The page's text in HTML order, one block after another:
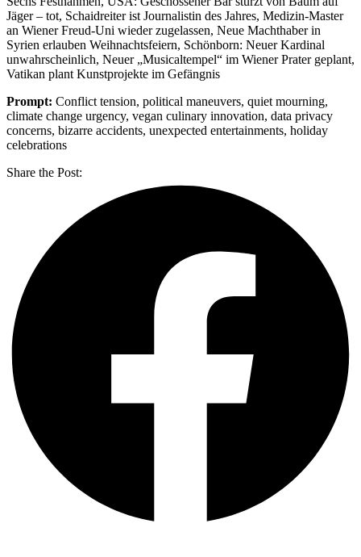
Jäger – tot, Schaidreiter ist Journalistin des Jahres, Medizin-Master
an Wiener Freud-Uni wieder zugelassen, Neue Machthaber in
Syrien erlauben Weihnachtsfeiern, Schönborn: Neuer Kardinal
unwahrscheinlich, Neuer „Musicaltempel“ im Wiener Prater geplant,
Vatikan plant Kunstprojekte im Gefängnis
Prompt: Conflict tension, political maneuvers, quiet mourning,
climate change urgency, vegan culinary innovation, data privacy
concerns, bizarre accidents, unexpected entertainments, holiday
celebrations
Share the Post: